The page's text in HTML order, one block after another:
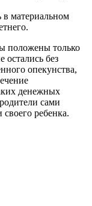
материальном
положены только
остались без
опекунства,
денежных
сами
ребенка.